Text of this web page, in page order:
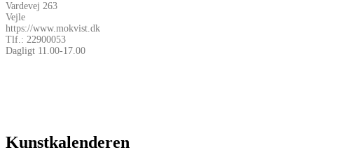
Vardevej 263
Vejle
https://www.mokvist.dk
Tlf.: 22900053
Dagligt 11.00-17.00
Kunstkalenderen